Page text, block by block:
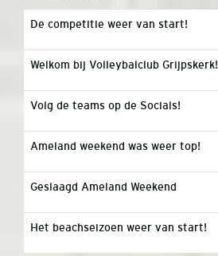
De competitie weer van start!
Welkom bij Volleybalclub Grijpskerk!
Volg de teams op de Socials!
Ameland weekend was weer top!
Geslaagd Ameland Weekend
Het beachseizoen weer van start!